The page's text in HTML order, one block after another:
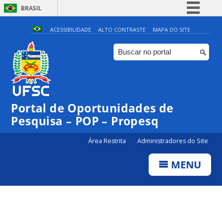
BRASIL
Simplifique!
Comunica BR
Participe
Canais
ACESSIBILIDADE ALTO CONTRASTE MAPA DO SITE
Portal de Oportunidades de
Pesquisa – POP – Propesq
Área Restrita Administradores do Site
MENU